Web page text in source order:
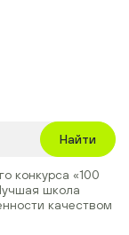
Найти
конкурса «100
школа
качеством